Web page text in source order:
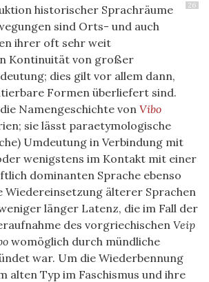
26
historischer Sprachräume
sind Orts- und auch
ihrer oft sehr weit
Kontinuität von großer
dies gilt vor allem dann,
Formen überliefert sind.
Namengeschichte von Vibo
sie lässt paraetymologische
Umdeutung in Verbindung mit
wenigstens im Kontakt mit einer
dominanten Sprache ebenso
Wiedereinsetzung älterer Sprachen
länger Latenz, die im Fall der
des vorgriechischen Veip
womöglich durch mündliche
war. Um die Wiederbennung
alten Typ im Faschismus und ihre